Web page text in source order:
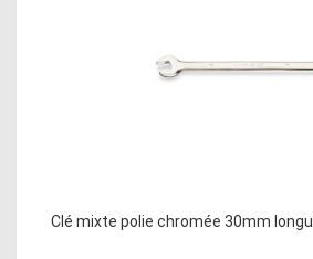
Clé mixte polie chromée 30mm